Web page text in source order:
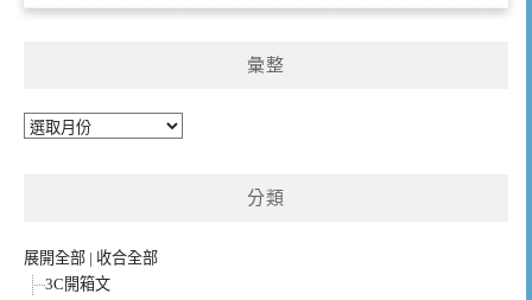
彙整
彙
分類
展開全部 | 收合全部
3C開箱文